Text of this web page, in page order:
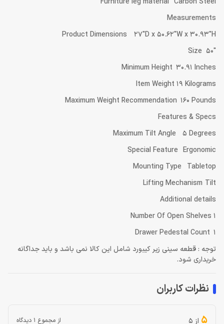
Measurements
Product Dimensions 27″D x 50.62″W x 30.93″H
Size 50″
Minimum Height 30.91 Inches
Item Weight 19 Kilograms
Maximum Weight Recommendation 160 Pounds
Features & Specs
Maximum Tilt Angle 5 Degrees
Special Feature Ergonomic
Mounting Type Tabletop
Lifting Mechanism Tilt
Additional details
Number Of Open Shelves 1
Drawer Pedestal Count 1
توجه : قطعه سینی زیر کیبورد شامل این کالا نمی باشد و باید جداگانه
خریداری شود.
نظرات کاربران
5 از 5 از مجموع 1 دیدگاه